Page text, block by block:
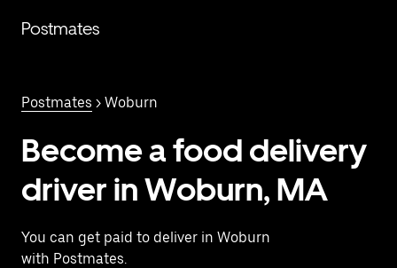
contenido
Postmates
Postmates > Woburn
Become a food delivery
driver in Woburn, MA
You can get paid to deliver in Woburn
with Postmates.